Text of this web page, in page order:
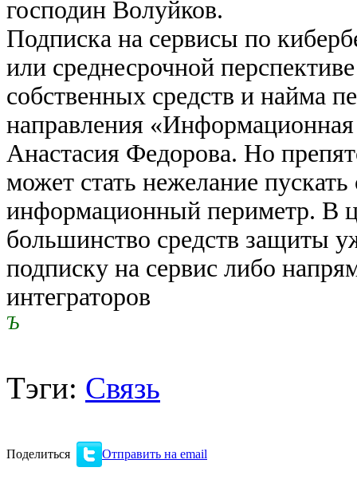
господин Волуйков.
Подписка на сервисы по
или среднесрочной
собственных средств и найма
направления
Анастасия Федорова. Но
может стать нежелание
информационный периметр. В
большинство средств защиты
подписку на сервис либо
интеграторов
Ъ
Тэги: Связь
Поделиться Отправить на email